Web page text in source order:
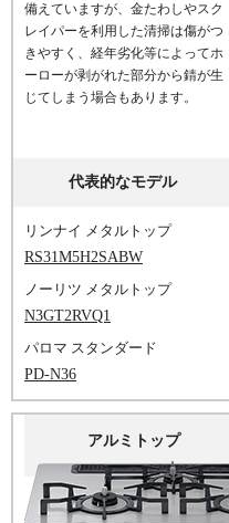
備えていますが、金たわしやスク
レイパーを利用した清掃は傷がつ
きやすく、経年劣化等によってホ
ーローが剥がれた部分から錆が生
じてしまう場合もあります。
代表的なモデル
リンナイ メタルトップ
RS31M5H2SABW
ノーリツ メタルトップ
N3GT2RVQ1
パロマ スタンダード
PD-N36
アルミトップ